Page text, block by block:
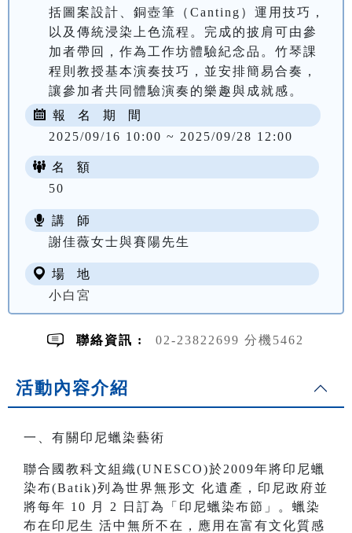
括圖案設計、銅壺筆（Canting）運用技巧，
以及傳統浸染上色流程。完成的披肩可由參
加者帶回，作為工作坊體驗紀念品。竹琴課
程則教授基本演奏技巧，並安排簡易合奏，
讓參加者共同體驗演奏的樂趣與成就感。
報 名 期 間
2025/09/16 10:00 ~ 2025/09/28 12:00
名 額
50
講 師
謝佳薇女士與賽陽先生
場 地
小白宮
聯絡資訊 : 02-23822699 分機5462
活動內容介紹
一、有關印尼蠟染藝術
聯合國教科文組織(UNESCO)於2009年將印尼蠟
染布(Batik)列為世界無形文 化遺產，印尼政府並
將每年 10 月 2 日訂為「印尼蠟染布節」。蠟染
布在印尼生 活中無所不在，應用在富有文化質感